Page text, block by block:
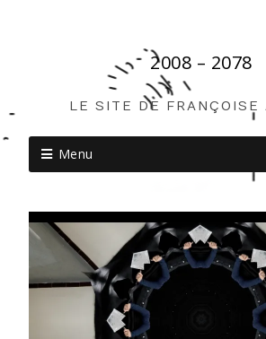
2008 – 2078
LE SITE DE FRANÇOISE
Menu